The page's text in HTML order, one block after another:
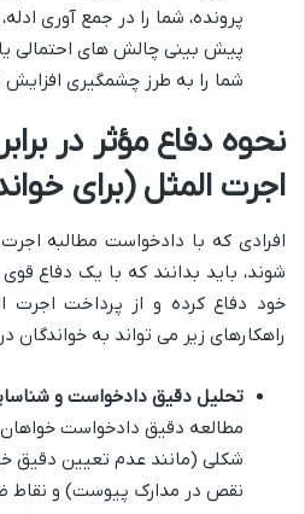
پرونده، شما را در جمع آوری
پیش بینی چالش های احتمالی
شما را به طرز چشمگیری
نحوه دفاع مؤثر در
اجرت المثل (برای
افرادی که با دادخواست مطالبه
شوند، باید بدانند که با یک دفاع
خود دفاع کرده و از پرداخت اجرت
راهکارهای زیر می تواند به
تحلیل دقیق دادخواست و
مطالعه دقیق دادخواست
شکلی (مانند عدم تعیین دقیق
نقص در مدارک پیوست) و نقاط